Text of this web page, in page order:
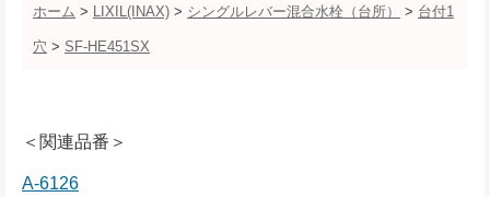
ホーム > LIXIL(INAX) > シングルレバー混合水栓（台所） > 台付1
穴 > SF-HE451SX
＜関連品番＞
A-6126